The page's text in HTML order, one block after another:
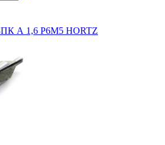
А 1,6 Р6М5 HORTZ